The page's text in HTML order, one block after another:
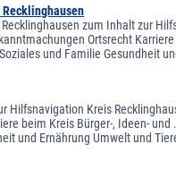
zum Inhalt zur
Ortsrecht
und Familie Gesundheit
Kreis
beim Kreis Bürger-, Ideen-
und Ernährung Umwelt und